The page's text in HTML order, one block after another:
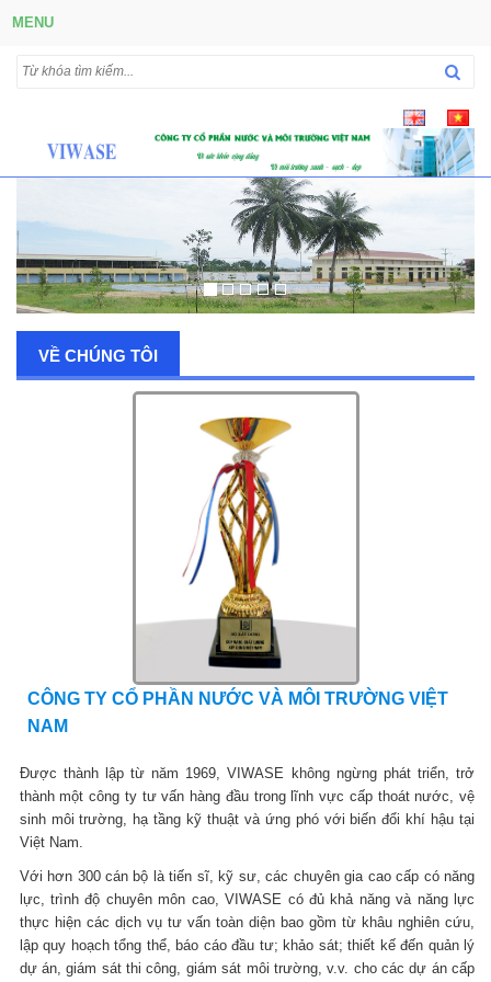
MENU
VỀ CHÚNG TÔI
CÔNG TY CỔ PHẦN NƯỚC VÀ MÔI TRƯỜNG VIỆT
NAM
Được thành lập từ năm 1969, VIWASE không ngừng phát triển, trở
thành một công ty tư vấn hàng đầu trong lĩnh vực cấp thoát nước, vệ
sinh môi trường, hạ tầng kỹ thuật và ứng phó với biến đổi khí hậu tại
Việt Nam.
Với hơn 300 cán bộ là tiến sĩ, kỹ sư, các chuyên gia cao cấp có năng
lực, trình độ chuyên môn cao, VIWASE có đủ khả năng và năng lực
thực hiện các dịch vụ tư vấn toàn diện bao gồm từ khâu nghiên cứu,
lập quy hoạch tổng thể, báo cáo đầu tư; khảo sát; thiết kế đến quản lý
dự án, giám sát thi công, giám sát môi trường, v.v. cho các dự án cấp